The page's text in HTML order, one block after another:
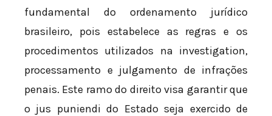
fundamental do ordenamento jurídico
brasileiro, pois estabelece as regras e os
procedimentos utilizados na investigation,
processamento e julgamento de infrações
penais. Este ramo do direito visa garantir que
o jus puniendi do Estado seja exercido de